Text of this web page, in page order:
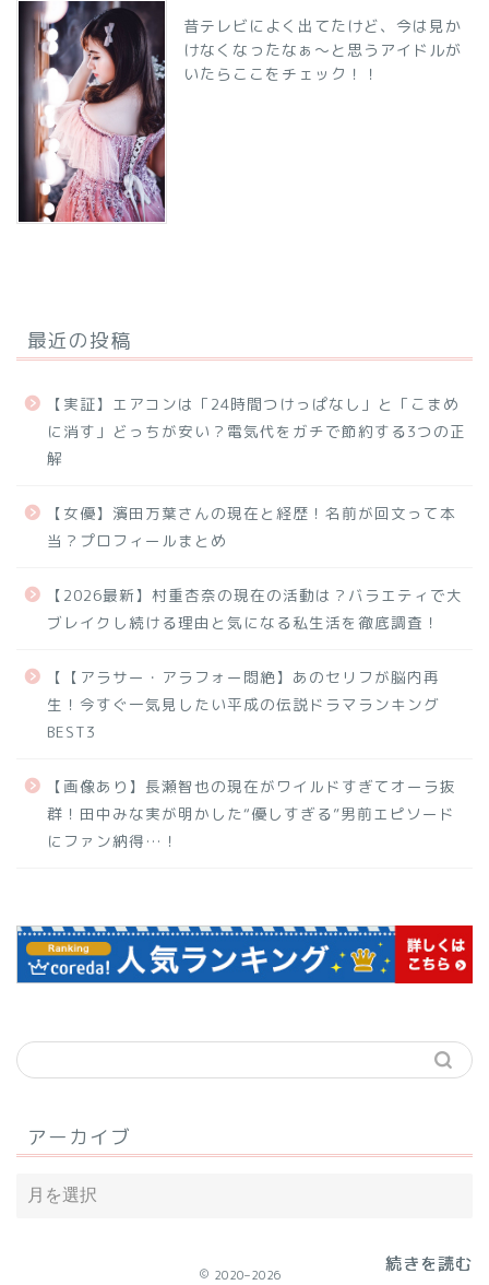
続きを読む
続きを読む
昔テレビによく出てたけど、今は見か
けなくなったなぁ～と思うアイドルが
いたらここをチェック！！
続きを読む
最近の投稿
【実証】エアコンは「24時間つけっぱなし」と「こまめ
に消す」どっちが安い？電気代をガチで節約する3つの正
解
【女優】濱田万葉さんの現在と経歴！名前が回文って本
当？プロフィールまとめ
【2026最新】村重杏奈の現在の活動は？バラエティで大
ブレイクし続ける理由と気になる私生活を徹底調査！
【【アラサー・アラフォー悶絶】あのセリフが脳内再
生！今すぐ一気見したい平成の伝説ドラマランキング
BEST3
【画像あり】長瀬智也の現在がワイルドすぎてオーラ抜
群！田中みな実が明かした“優しすぎる”男前エピソード
にファン納得…！
アーカイブ
2020–2026